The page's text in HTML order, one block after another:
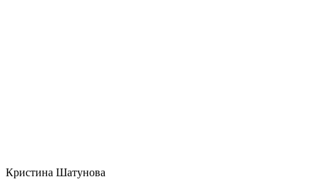
Кристина Шатунова